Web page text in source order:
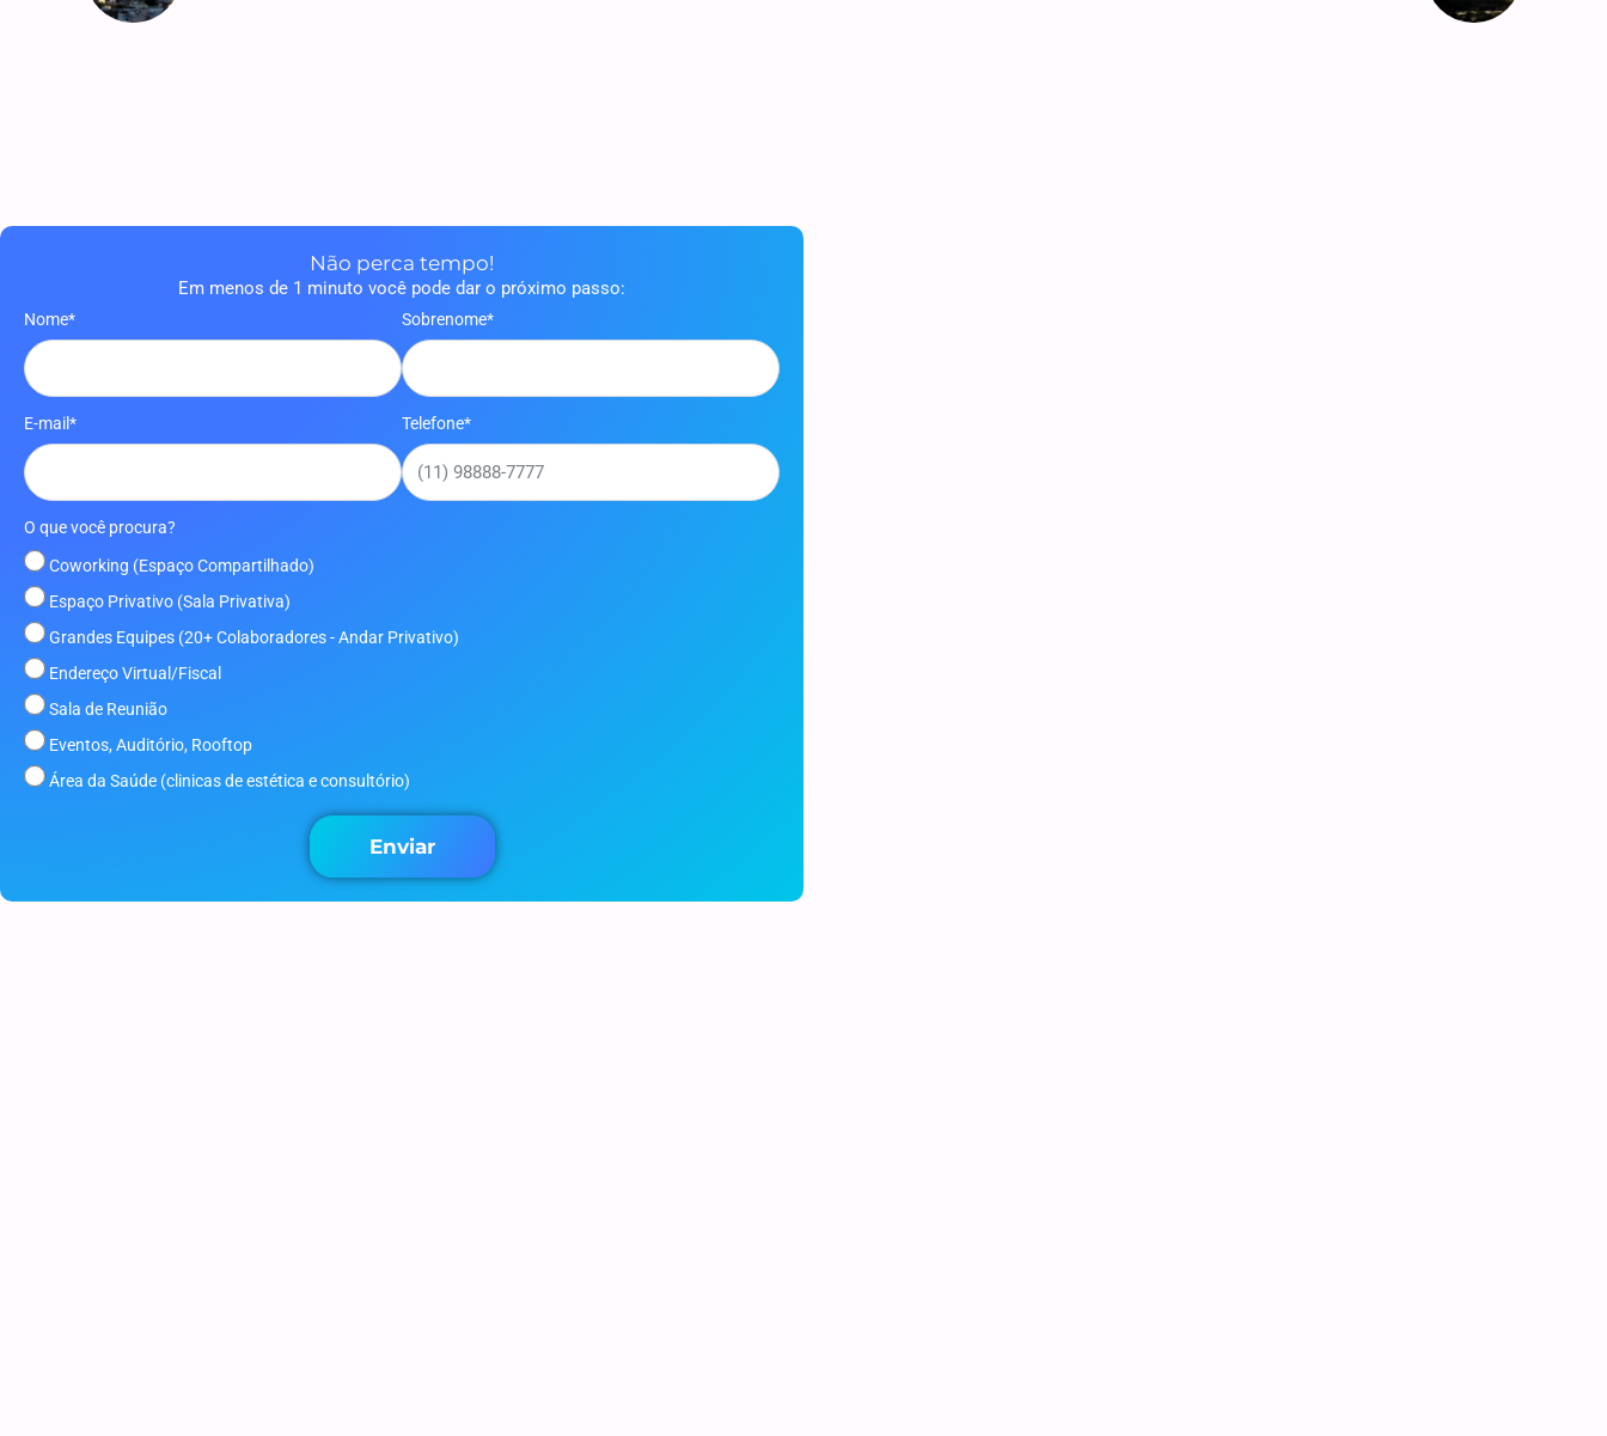
Não perca tempo!
Em menos de 1 minuto você pode dar o próximo passo:
Nome* Sobrenome*
E-mail* Telefone*
O que você procura?
Coworking (Espaço Compartilhado)
Espaço Privativo (Sala Privativa)
Grandes Equipes (20+ Colaboradores - Andar Privativo)
Endereço Virtual/Fiscal
Sala de Reunião
Eventos, Auditório, Rooftop
Área da Saúde (clinicas de estética e consultório)
Enviar